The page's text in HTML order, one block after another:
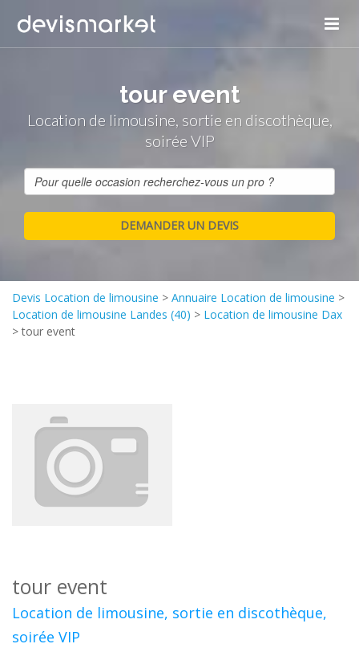
tour event
Location de limousine, sortie en discothèque,
soirée VIP
Devis Location de limousine > Annuaire Location de limousine >
Location de limousine Landes (40) > Location de limousine Dax
>tour event
tour event
Location de limousine, sortie en discothèque,
soirée VIP